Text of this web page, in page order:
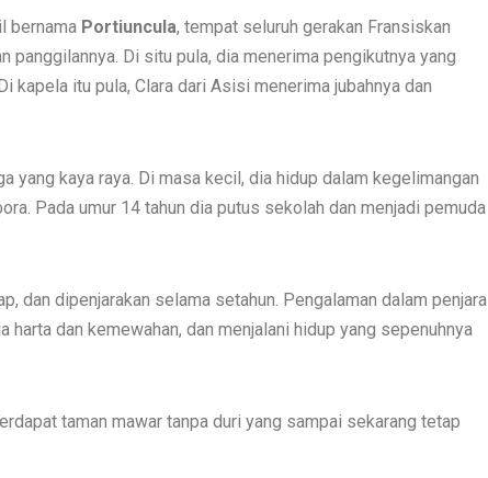
bernama Portiuncula, tempat seluruh gerakan Fransiskan
Di situ pula, dia menerima pengikutnya yang
kapela itu pula, Clara dari Asisi menerima jubahnya dan
yang kaya raya. Di masa kecil, dia hidup dalam kegelimangan
Pada umur 14 tahun dia putus sekolah dan menjadi pemuda
dan dipenjarakan selama setahun. Pengalaman dalam penjara
dan kemewahan, dan menjalani hidup yang sepenuhnya
taman mawar tanpa duri yang sampai sekarang tetap